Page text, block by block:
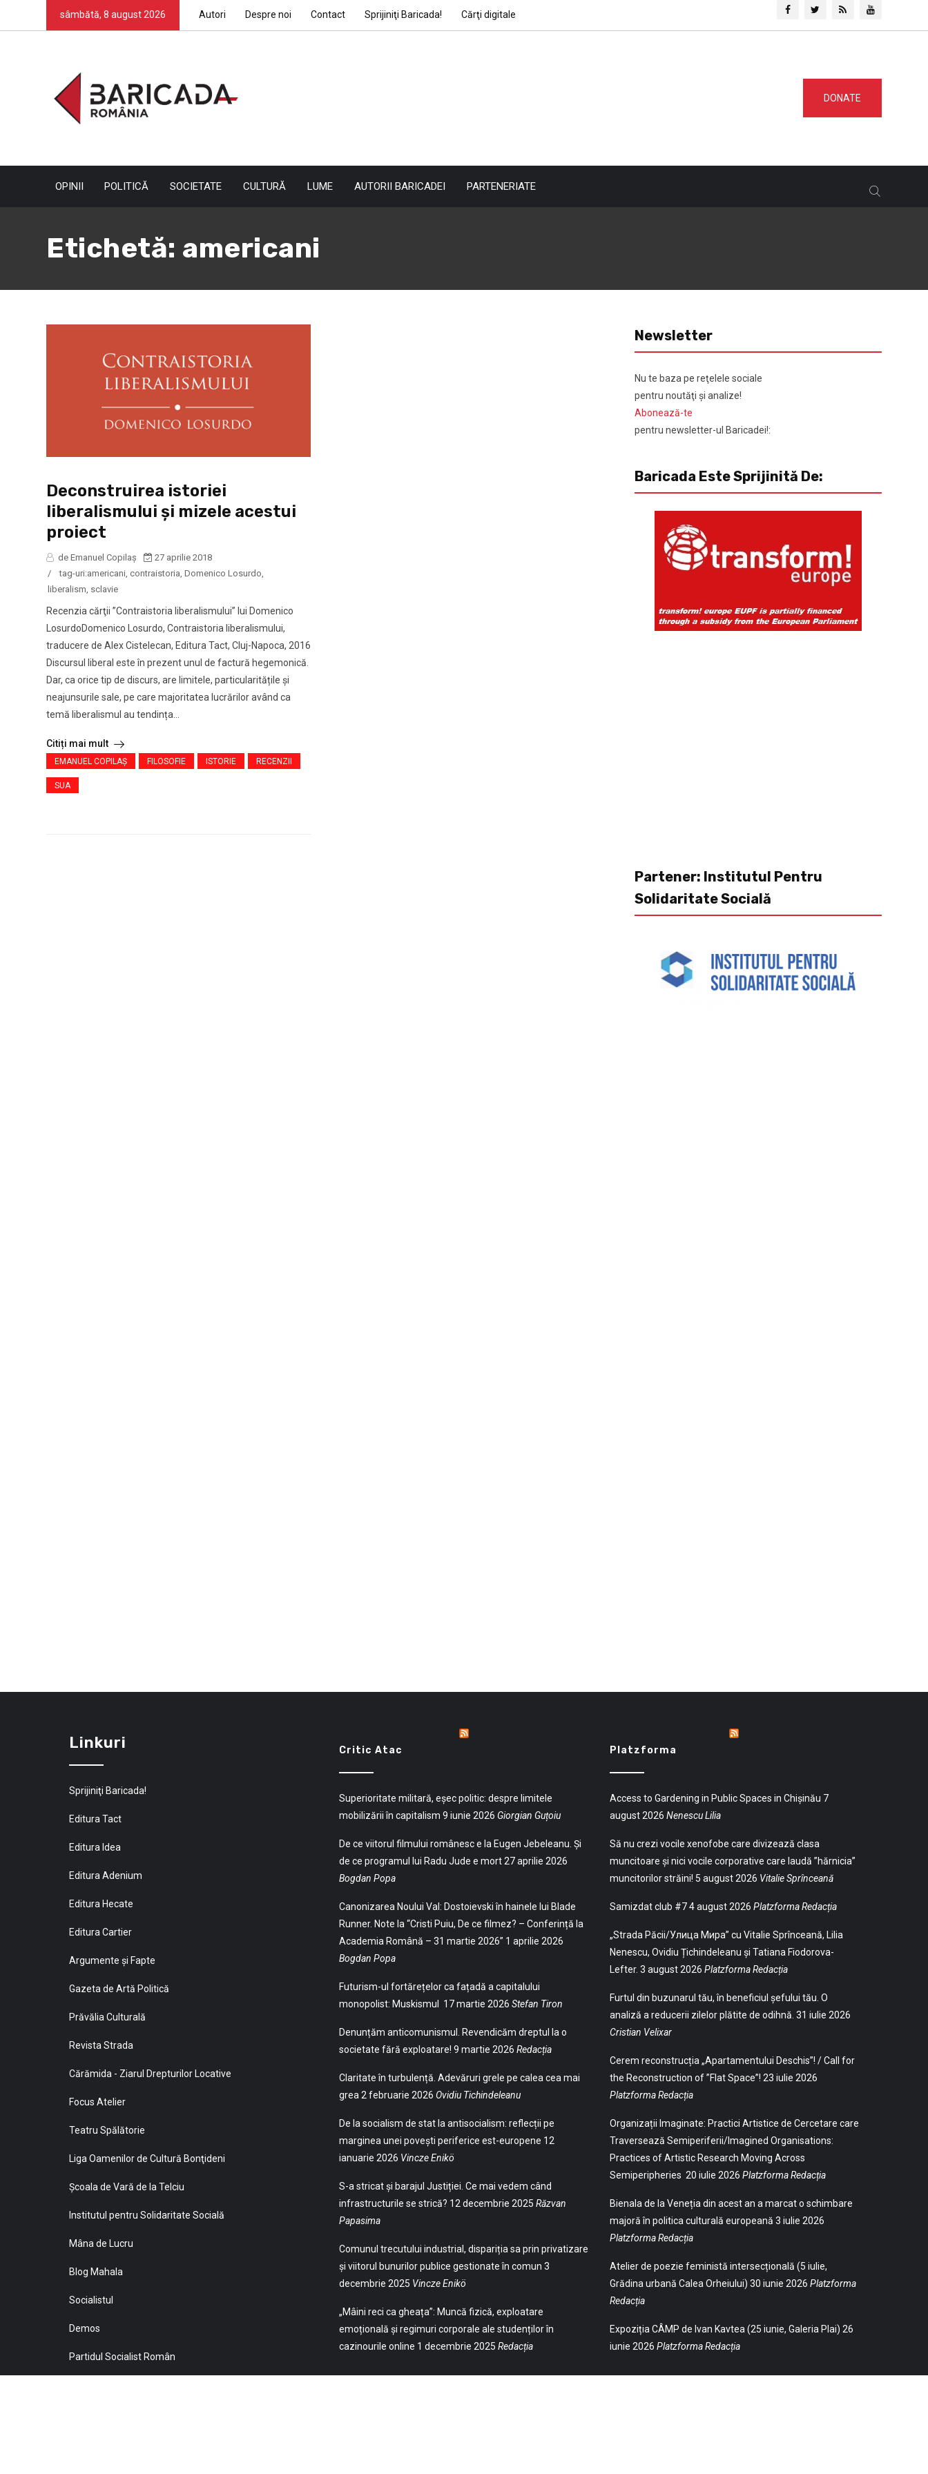
sâmbătă, 8 august 2026 Autori Despre noi Contact Sprijiniţi Baricada! Cărţi digitale
DONATE
OPINII POLITICĂ SOCIETATE CULTURĂ LUME AUTORII BARICADEI PARTENERIATE
Etichetă: americani
Deconstruirea istoriei
liberalismului și mizele acestui
proiect
de Emanuel Copilaș
27 aprilie 2018
/
tag-uri:americani contraistoria Domenico Losurdo
liberalism sclavie
Recenzia cărţii ”Contraistoria liberalismului” lui Domenico
LosurdoDomenico Losurdo, Contraistoria liberalismului,
traducere de Alex Cistelecan, Editura Tact, Cluj-Napoca, 2016
Discursul liberal este în prezent unul de factură hegemonică.
Dar, ca orice tip de discurs, are limitele, particularitățile și
neajunsurile sale, pe care majoritatea lucrărilor având ca
temă liberalismul au tendința...
Citiți mai mult
EMANUEL COPILAȘ FILOSOFIE ISTORIE RECENZII
SUA
Newsletter
Nu te baza pe reţelele sociale
pentru noutăţi şi analize!
Abonează-te
pentru newsletter-ul Baricadei!:
Baricada Este Sprijinită De:
Partener: Institutul Pentru
Solidaritate Socială
Linkuri
Sprijiniţi Baricada!
Editura Tact
Editura Idea
Editura Adenium
Editura Hecate
Editura Cartier
Argumente și Fapte
Gazeta de Artă Politică
Prăvălia Culturală
Revista Strada
Cărămida - Ziarul Drepturilor Locative
Focus Atelier
Teatru Spălătorie
Liga Oamenilor de Cultură Bonţideni
Şcoala de Vară de la Telciu
Institutul pentru Solidaritate Socială
Mâna de Lucru
Blog Mahala
Socialistul
Demos
Partidul Socialist Român
Critic Atac
Superioritate militară, eșec politic: despre limitele
mobilizării în capitalism 9 iunie 2026 Giorgian Guțoiu
De ce viitorul filmului românesc e la Eugen Jebeleanu. Și
de ce programul lui Radu Jude e mort 27 aprilie 2026
Bogdan Popa
Canonizarea Noului Val: Dostoievski în hainele lui Blade
Runner. Note la “Cristi Puiu, De ce filmez? – Conferință la
Academia Română – 31 martie 2026” 1 aprilie 2026
Bogdan Popa
Futurism-ul fortărețelor ca fațadă a capitalului
monopolist: Muskismul 17 martie 2026 Stefan Tiron
Denunțăm anticomunismul. Revendicăm dreptul la o
societate fără exploatare! 9 martie 2026 Redacția
Claritate în turbulență. Adevăruri grele pe calea cea mai
grea 2 februarie 2026 Ovidiu Tichindeleanu
De la socialism de stat la antisocialism: reflecții pe
marginea unei povești periferice est-europene 12
ianuarie 2026 Vincze Enikö
S-a stricat și barajul Justiției. Ce mai vedem când
infrastructurile se strică? 12 decembrie 2025 Răzvan
Papasima
Comunul trecutului industrial, dispariția sa prin privatizare
și viitorul bunurilor publice gestionate în comun 3
decembrie 2025 Vincze Enikö
„Mâini reci ca gheața”: Muncă fizică, exploatare
emoțională și regimuri corporale ale studenților în
cazinourile online 1 decembrie 2025 Redacția
Platzforma
Access to Gardening in Public Spaces in Chișinău 7
august 2026 Nenescu Lilia
Să nu crezi vocile xenofobe care divizează clasa
muncitoare și nici vocile corporative care laudă ”hărnicia”
muncitorilor străini! 5 august 2026 Vitalie Sprînceană
Samizdat club #7 4 august 2026 Platzforma Redacția
„Strada Păcii/Улица Мира” cu Vitalie Sprînceană, Lilia
Nenescu, Ovidiu Țichindeleanu și Tatiana Fiodorova-
Lefter. 3 august 2026 Platzforma Redacția
Furtul din buzunarul tău, în beneficiul șefului tău. O
analiză a reducerii zilelor plătite de odihnă. 31 iulie 2026
Cristian Velixar
Cerem reconstrucția „Apartamentului Deschis”! / Call for
the Reconstruction of ”Flat Space”! 23 iulie 2026
Platzforma Redacția
Organizații Imaginate: Practici Artistice de Cercetare care
Traversează Semiperiferii/Imagined Organisations:
Practices of Artistic Research Moving Across
Semiperipheries 20 iulie 2026 Platzforma Redacția
Bienala de la Veneția din acest an a marcat o schimbare
majoră în politica culturală europeană 3 iulie 2026
Platzforma Redacția
Atelier de poezie feministă intersecțională (5 iulie,
Grădina urbană Calea Orheiului) 30 iunie 2026 Platzforma
Redacția
Expoziția CÂMP de Ivan Kavtea (25 iunie, Galeria Plai) 26
iunie 2026 Platzforma Redacția